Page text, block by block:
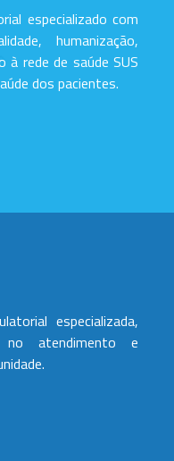
especializado com
humanização,
à rede de saúde SUS
dos pacientes.
especializada,
no atendimento e